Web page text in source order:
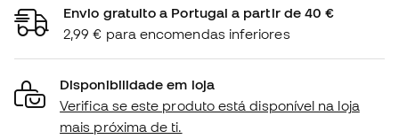
Envio gratuito a Portugal a partir de 40 €
2,99 € para encomendas inferiores
Disponibilidade em loja
Verifica se este produto está disponível na loja
mais próxima de ti.